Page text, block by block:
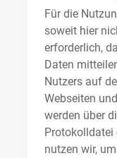
Für die
soweit hier
erforderlich,
Daten
Nutzers auf
Webseiten
werden über
Protokolldatei
nutzen wir,